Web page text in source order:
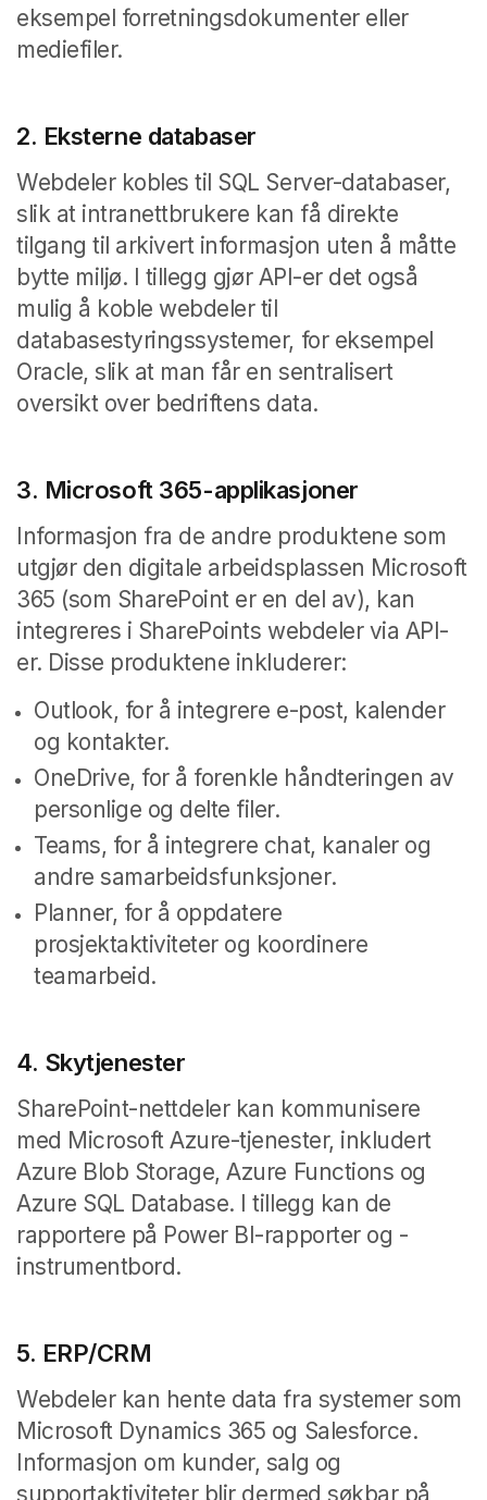
eksempel forretningsdokumenter eller
mediefiler.
2. Eksterne databaser
Webdeler kobles til SQL Server-databaser,
slik at intranettbrukere kan få direkte
tilgang til arkivert informasjon uten å måtte
bytte miljø. I tillegg gjør API-er det også
mulig å koble webdeler til
databasestyringssystemer, for eksempel
Oracle, slik at man får en sentralisert
oversikt over bedriftens data.
3. Microsoft 365-applikasjoner
Informasjon fra de andre produktene som
utgjør den digitale arbeidsplassen Microsoft
365 (som SharePoint er en del av), kan
integreres i SharePoints webdeler via API-
er. Disse produktene inkluderer:
Outlook, for å integrere e-post, kalender
og kontakter.
OneDrive, for å forenkle håndteringen av
personlige og delte filer.
Teams, for å integrere chat, kanaler og
andre samarbeidsfunksjoner.
Planner, for å oppdatere
prosjektaktiviteter og koordinere
teamarbeid.
4. Skytjenester
SharePoint-nettdeler kan kommunisere
med Microsoft Azure-tjenester, inkludert
Azure Blob Storage, Azure Functions og
Azure SQL Database. I tillegg kan de
rapportere på Power BI-rapporter og -
instrumentbord.
5. ERP/CRM
Webdeler kan hente data fra systemer som
Microsoft Dynamics 365 og Salesforce.
Informasjon om kunder, salg og
supportaktiviteter blir dermed søkbar på